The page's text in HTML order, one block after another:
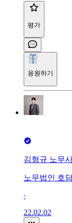
평가
응원하기
김형규 노무
노무법인 호
∙
22.02.02